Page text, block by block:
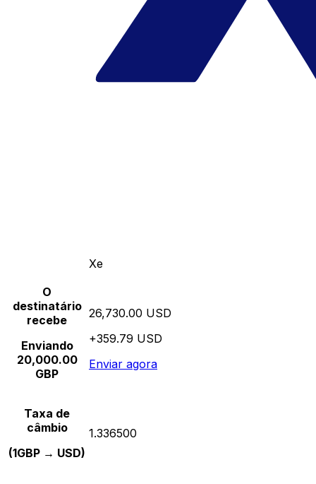
Xe
O
destinatário
recebe
Enviando
20,000.00
GBP
26,730.00 USD
+359.79 USD
Enviar agora
Taxa de
câmbio
(1GBP → USD)
1.336500